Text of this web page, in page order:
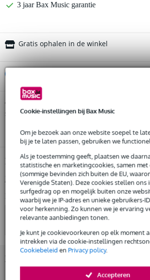
Cookie-instellingen bij Bax Music
Om je bezoek aan onze website soepel te
bij je te laten passen, gebruiken we
Als je toestemming geeft, plaatsen we
statistische en marketingcookies, samen met
(sommige bevinden zich buiten de EU,
Verenigde Staten). Deze cookies stellen ons
surfgedrag op en mogelijk buiten onze
waarbij we je IP-adres en unieke gebruikers-
voor herkenning. Zo kunnen we je ervaring
relevante aanbiedingen tonen.
Je kunt je cookievoorkeuren op elk moment
intrekken via de cookie-instellingen
Cookiebeleiden Privacy policy.
Accepteren
3 jaar Bax Music garantie
Gratis ophalen in de winkel
Huur dit product al vanaf 95 euro per
Huur meerdere producten tegelijk: min. €
Gratisthuisbezorgd of op te halen in de
Al na 4 maanden maandelijks opzegbaar
Snelle vervanging door Bax Music bij
Huur dit product
Twijfel je of de
subwooferbij je past? Doe de check.
Productinformatie
Bekijk alle productspecificaties
Bekijk ook eens (4)
Bekijk ook eens (9)